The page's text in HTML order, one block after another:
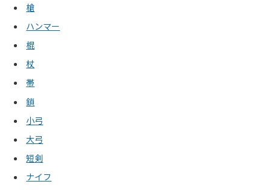
槍
ハンマー
棍
杖
帯
鎖
小弓
大弓
短剣
ナイフ